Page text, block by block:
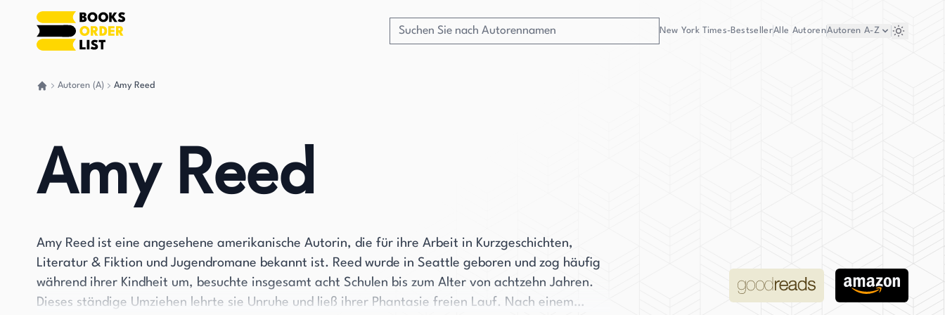
New York Times-BestsellerAlle AutorenAutoren A-Z
Autoren (A) Amy Reed
Amy Reed
Amy Reed ist eine angesehene amerikanische Autorin, die für ihre Arbeit in Kurzgeschichten,
Literatur & Fiktion und Jugendromane bekannt ist. Reed wurde in Seattle geboren und zog häufig
während ihrer Kindheit um, besuchte insgesamt acht Schulen bis zum Alter von achtzehn Jahren.
Dieses ständige Umziehen lehrte sie Unruhe und ließ ihrer Phantasie freien Lauf. Nach einem